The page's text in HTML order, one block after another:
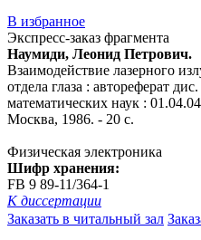
В избранное
Экспресс-заказ фрагмента
Наумиди, Леонид Петрович.
Взаимодействие лазерного
отдела глаза : автореферат
математических наук :
Москва, 1986. - 20 с.
Физическая электроника
Шифр хранения:
FB 9 89-11/364-1
К диссертации
Заказать в читальный зал